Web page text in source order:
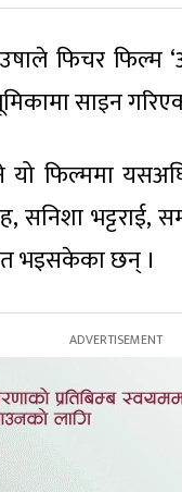
फिचर फिल्म
साइन
यसअघि
भट्टराई,
भइसकेका छन् ।